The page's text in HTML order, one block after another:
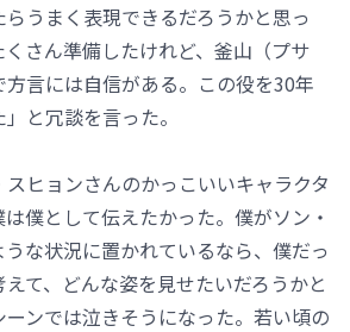
うまく表現できるだろうかと思っ
さん準備したけれど、釜山（プサ
方言には自信がある。この役を30年
と冗談を言った。
ヒョンさんのかっこいいキャラクタ
僕として伝えたかった。僕がソン・
な状況に置かれているなら、僕だっ
て、どんな姿を見せたいだろうかと
ンでは泣きそうになった。若い頃の